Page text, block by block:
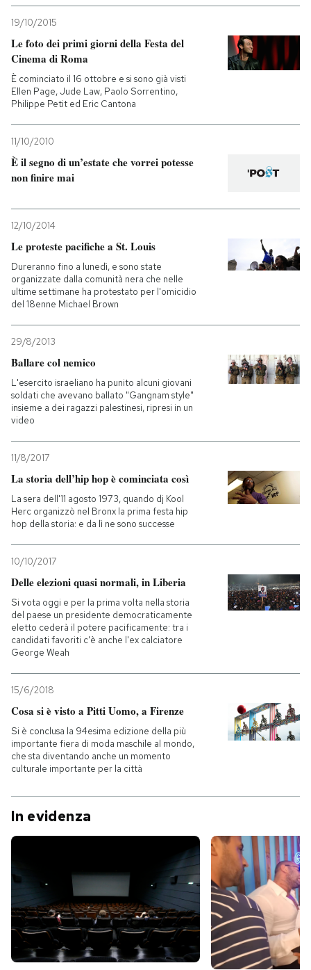
19/10/2015
Le foto dei primi giorni della Festa del
Cinema di Roma
È cominciato il 16 ottobre e si sono già visti
Ellen Page, Jude Law, Paolo Sorrentino,
Philippe Petit ed Eric Cantona
11/10/2010
È il segno di un’estate che vorrei potesse
non finire mai
12/10/2014
Le proteste pacifiche a St. Louis
Dureranno fino a lunedì, e sono state
organizzate dalla comunità nera che nelle
ultime settimane ha protestato per l'omicidio
del 18enne Michael Brown
29/8/2013
Ballare col nemico
L'esercito israeliano ha punito alcuni giovani
soldati che avevano ballato "Gangnam style"
insieme a dei ragazzi palestinesi, ripresi in un
video
11/8/2017
La storia dell’hip hop è cominciata così
La sera dell'11 agosto 1973, quando dj Kool
Herc organizzò nel Bronx la prima festa hip
hop della storia: e da lì ne sono successe
10/10/2017
Delle elezioni quasi normali, in Liberia
Si vota oggi e per la prima volta nella storia
del paese un presidente democraticamente
eletto cederà il potere pacificamente: tra i
candidati favoriti c'è anche l'ex calciatore
George Weah
15/6/2018
Cosa si è visto a Pitti Uomo, a Firenze
Si è conclusa la 94esima edizione della più
importante fiera di moda maschile al mondo,
che sta diventando anche un momento
culturale importante per la città
In evidenza